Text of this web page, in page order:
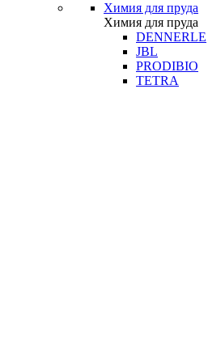
Химия для пруда
Химия для пруда
DENNERLE
JBL
PRODIBIO
TETRA